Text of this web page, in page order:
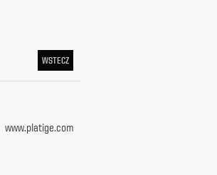
WSTECZ
www.platige.com